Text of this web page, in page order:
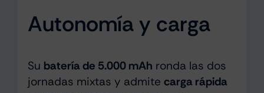
Autonomía y carga
Su batería de 5.000 mAh ronda las dos
jornadas mixtas y admite carga rápida